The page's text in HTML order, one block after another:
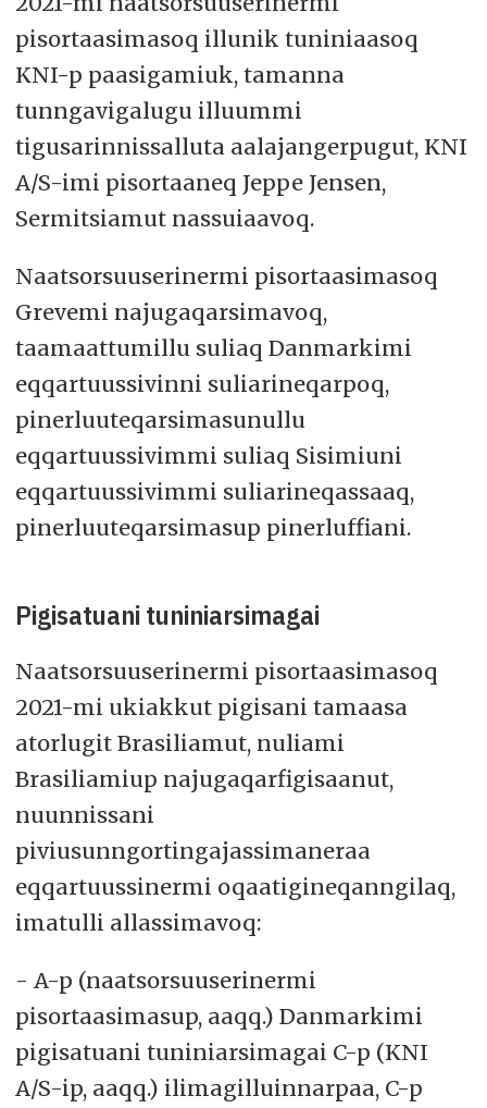
pisortaasimasoq illunik tuniniaasoq
KNI-p paasigamiuk, tamanna
tunngavigalugu illuummi
tigusarinnissalluta aalajangerpugut, KNI
A/S-imi pisortaaneq Jeppe Jensen,
Sermitsiamut nassuiaavoq.
Naatsorsuuserinermi pisortaasimasoq
Grevemi najugaqarsimavoq,
taamaattumillu suliaq Danmarkimi
eqqartuussivinni suliarineqarpoq,
pinerluuteqarsimasunullu
eqqartuussivimmi suliaq Sisimiuni
eqqartuussivimmi suliarineqassaaq,
pinerluuteqarsimasup pinerluffiani.
Pigisatuani tuniniarsimagai
Naatsorsuuserinermi pisortaasimasoq
2021-mi ukiakkut pigisani tamaasa
atorlugit Brasiliamut, nuliami
Brasiliamiup najugaqarfigisaanut,
nuunnissani
piviusunngortingajassimaneraa
eqqartuussinermi oqaatigineqanngilaq,
imatulli allassimavoq:
- A-p (naatsorsuuserinermi
pisortaasimasup, aaqq.) Danmarkimi
pigisatuani tuniniarsimagai C-p (KNI
A/S-ip, aaqq.) ilimagilluinnarpaa, C-p